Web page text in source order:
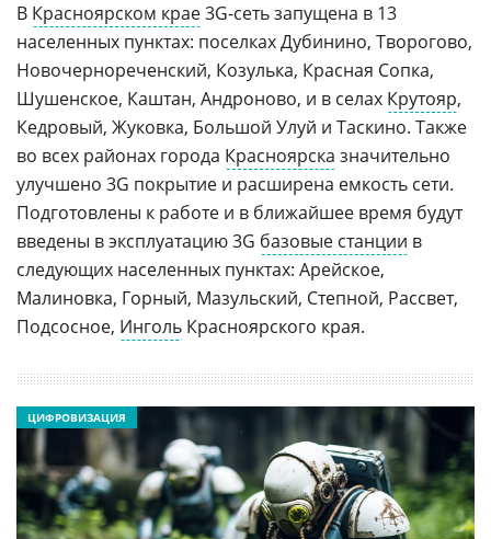
В Красноярском крае3G-сеть запущена в 13
населенных пунктах: поселках Дубинино, Творогово,
Новочернореченский, Козулька, Красная Сопка,
Шушенское, Каштан, Андроново, и в селах Крутояр,
Кедровый, Жуковка, Большой Улуй и Таскино. Также
во всех районах города Красноярска значительно
улучшено 3G покрытие и расширена емкость сети.
Подготовлены к работе и в ближайшее время будут
введены в эксплуатацию 3G базовые станции в
следующих населенных пунктах: Арейское,
Малиновка, Горный, Мазульский, Степной, Рассвет,
Подсосное, Инголь Красноярского края.
ЦИФРОВИЗАЦИЯ